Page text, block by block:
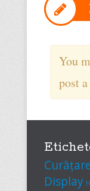
You
post
Display